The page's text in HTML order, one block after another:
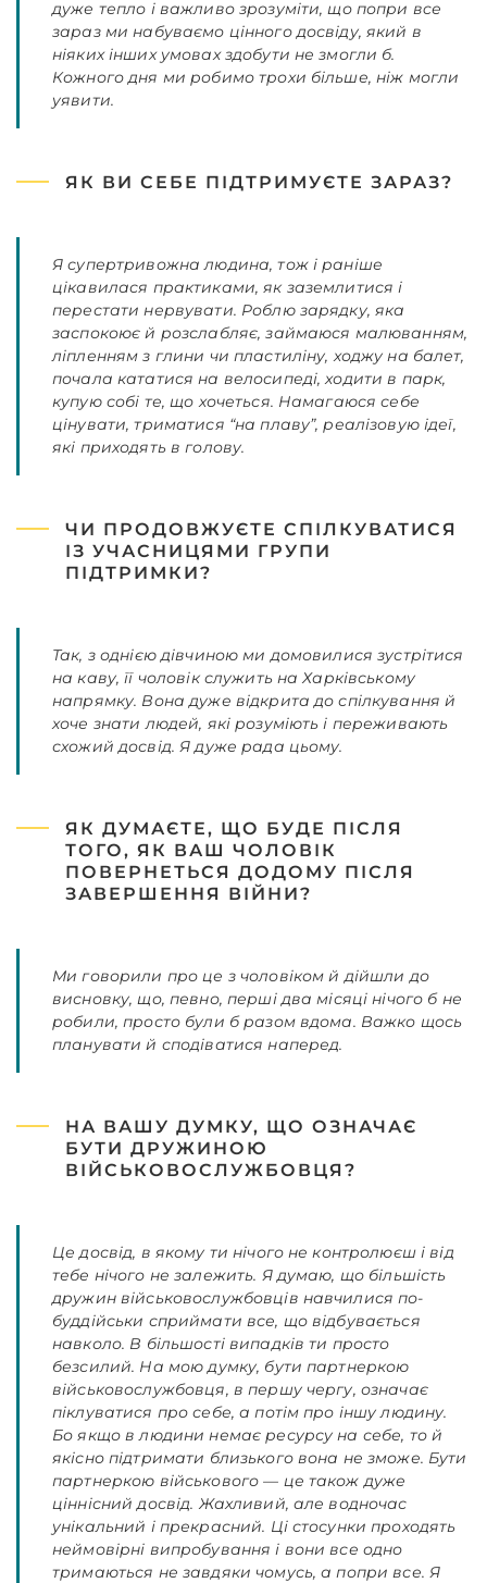
дуже тепло і важливо зрозуміти, що попри вcе
зараз ми набуваємо цінного досвіду, який в
ніяких інших умовах здобути не змогли б.
Кожного дня ми робимо трохи більше, ніж могли
уявити.
ЯК ВИ СЕБЕ ПІДТРИМУЄТЕ ЗАРАЗ?
Я супертривожна людина, тож і раніше
цікавилася практиками, як заземлитися і
перестати нервувати. Роблю зарядку, яка
заспокоює й розслабляє, займаюся малюванням,
ліпленням з глини чи пластиліну, ходжу на балет,
почала кататися на велосипеді, ходити в парк,
купую собі те, що хочеться. Намагаюся себе
цінувати, триматися “на плаву”, реалізовую ідеї,
які приходять в голову.
ЧИ ПРОДОВЖУЄТЕ СПІЛКУВАТИСЯ
ІЗ УЧАСНИЦЯМИ ГРУПИ
ПІДТРИМКИ?
Так, з однією дівчиною ми домовилися зустрітися
на каву, її чоловік служить на Харківському
напрямку. Вона дуже відкрита до спілкування й
хоче знати людей, які розуміють і переживають
схожий досвід. Я дуже рада цьому.
ЯК ДУМАЄТЕ, ЩО БУДЕ ПІСЛЯ
ТОГО, ЯК ВАШ ЧОЛОВІК
ПОВЕРНЕТЬСЯ ДОДОМУ ПІСЛЯ
ЗАВЕРШЕННЯ ВІЙНИ?
Ми говорили про це з чоловіком й дійшли до
висновку, що, певно, перші два місяці нічого б не
робили, просто були б разом вдома. Важко щось
планувати й сподіватися наперед.
НА ВАШУ ДУМКУ, ЩО ОЗНАЧАЄ
БУТИ ДРУЖИНОЮ
ВІЙСЬКОВОСЛУЖБОВЦЯ?
Це досвід, в якому ти нічого не контролюєш і від
тебе нічого не залежить. Я думаю, що більшість
дружин військовослужбовців навчилися по-
буддійськи сприймати все, що відбувається
навколо. В більшості випадків ти просто
безсилий. На мою думку, бути партнеркою
військовослужбовця, в першу чергу, означає
піклуватися про себе, а потім про іншу людину.
Бо якщо в людини немає ресурсу на себе, то й
якісно підтримати близького вона не зможе. Бути
партнеркою військового — це також дуже
ціннісний досвід. Жахливий, але водночас
унікальний і прекрасний. Ці стосунки проходять
неймовірні випробування і вони все одно
тримаються не завдяки чомусь, а попри все. Я